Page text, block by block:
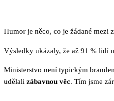
Humor je něco, co je žádané mezi
Výsledky ukázaly, že až 91 % lidí
Ministerstvo není typickým
udělali zábavnou věc. Tím jsme